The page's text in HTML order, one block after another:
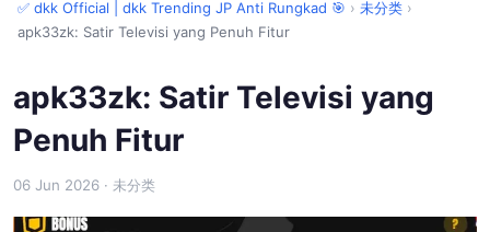
✅ dkk Official | dkk Trending JP Anti Rungkad 🎯 › 未分类 ›
apk33zk: Satir Televisi yang Penuh Fitur
apk33zk: Satir Televisi yang
Penuh Fitur
06 Jun 2026 · 未分类